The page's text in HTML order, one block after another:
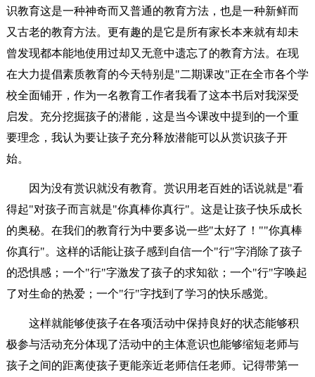
识教育这是一种神奇而又普通的教育方法，也是一种新鲜而
又古老的教育方法。更有趣的是它是所有家长本来就有却未
曾发现都本能地使用过却又无意中遗忘了的教育方法。在现
在大力提倡素质教育的今天特别是"二期课改"正在全市各个学
校全面铺开，作为一名教育工作者我看了这本书后对我深受
启发。充分挖掘孩子的潜能，这是当今课改中提到的一个重
要理念，我认为要让孩子充分释放潜能可以从赏识孩子开
始。
因为没有赏识就没有教育。赏识用老百姓的话说就是"看
得起"对孩子而言就是"你真棒你真行"。这是让孩子快乐成长
的奥秘。在我们的教育行为中要多说一些"太好了！""你真棒
你真行"。这样的话能让孩子感到自信一个"行"字消除了孩子
的恐惧感；一个"行"字激发了孩子的求知欲；一个"行"字唤起
了对生命的热爱；一个"行"字找到了学习的快乐感觉。
这样就能够使孩子在各项活动中保持良好的状态能够积
极参与活动充分体现了活动中的主体意识也能够缩短老师与
孩子之间的距离使孩子更能亲近老师信任老师。记得带第一